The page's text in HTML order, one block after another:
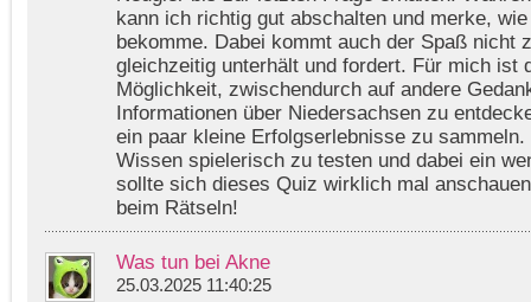
kann ich richtig gut abschalten und merke,
bekomme. Dabei kommt auch der Spaß nicht
gleichzeitig unterhält und fordert. Für mich ist
Möglichkeit, zwischendurch auf andere
Informationen über Niedersachsen zu
ein paar kleine Erfolgserlebnisse zu
Wissen spielerisch zu testen und dabei ein
sollte sich dieses Quiz wirklich mal
beim Rätseln!
Was tun bei Akne
25.03.2025 11:40:25